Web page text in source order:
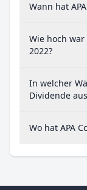
Wann hat
Wie hoch war
2022?
In welcher
Dividende
Wo hat APA